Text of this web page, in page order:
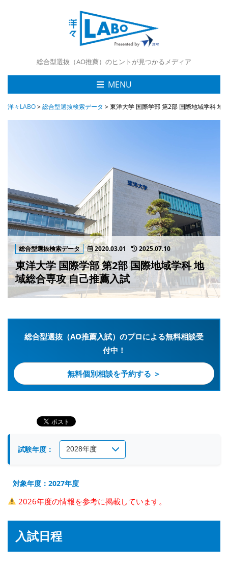
総合型選抜（AO推薦）のヒントが見つかるメディア
MENU
洋々LABO>総合型選抜検索データ >東洋大学 国際学部 第2部 国際地域学科 地
総合型選抜検索データ 2020.03.01 2025.07.10
東洋大学 国際学部 第2部 国際地域学科 地
域総合専攻 自己推薦入試
総合型選抜（AO推薦入試）のプロによる無料相談受
付中！
無料個別相談を予約する ＞
試験年度：
対象年度：2027年度
2026年度の情報を参考に掲載しています。
入試日程